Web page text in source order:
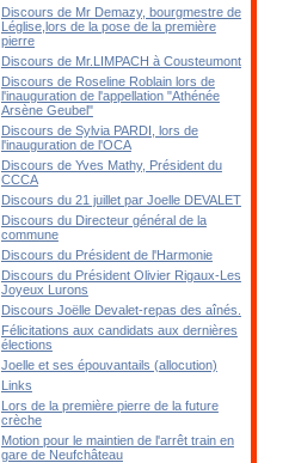
Discours de Mr Demazy, bourgmestre de
Léglise,lors de la pose de la première
pierre
Discours de Mr.LIMPACH à Cousteumont
Discours de Roseline Roblain lors de
l'inauguration de l'appellation "Athénée
Arsène Geubel"
Discours de Sylvia PARDI, lors de
l'inauguration de l'OCA
Discours de Yves Mathy, Président du
CCCA
Discours du 21 juillet par Joelle DEVALET
Discours du Directeur général de la
commune
Discours du Président de l'Harmonie
Discours du Président Olivier Rigaux-Les
Joyeux Lurons
Discours Joëlle Devalet-repas des aînés.
Félicitations aux candidats aux dernières
élections
Joelle et ses épouvantails (allocution)
Links
Lors de la première pierre de la future
crèche
Motion pour le maintien de l'arrêt train en
gare de Neufchâteau